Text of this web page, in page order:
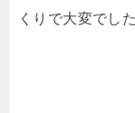
くりで大変でした